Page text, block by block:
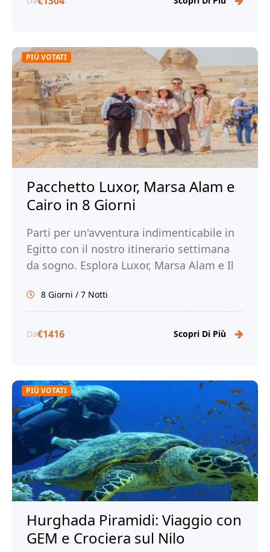
PIÙ VOTATI
Pacchetto Luxor, Marsa Alam e
Cairo in 8 Giorni
Parti per un'avventura indimenticabile in
Egitto con il nostro itinerario settimana
da sogno. Esplora Luxor, Marsa Alam e Il
8 Giorni / 7 Notti
Da€1416 Scopri Di Più
PIÙ VOTATI
Hurghada Piramidi: Viaggio con
GEM e Crociera sul Nilo